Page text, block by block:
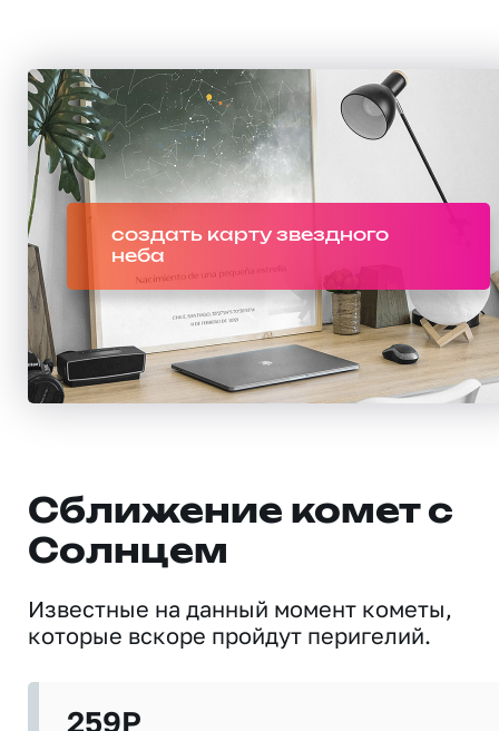
создать карту звездного
неба
Сближение комет с
Солнцем
Известные на данный момент кометы,
которые вскоре пройдут перигелий.
259P